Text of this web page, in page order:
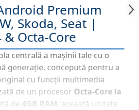
Premium
Skoda, Seat |
Octa-Core
centrală a mașinii tale cu o
generație, concepută pentru a
cu funcții multimedia
de un procesor Octa-Core la
de 4GB RAM , această unitate